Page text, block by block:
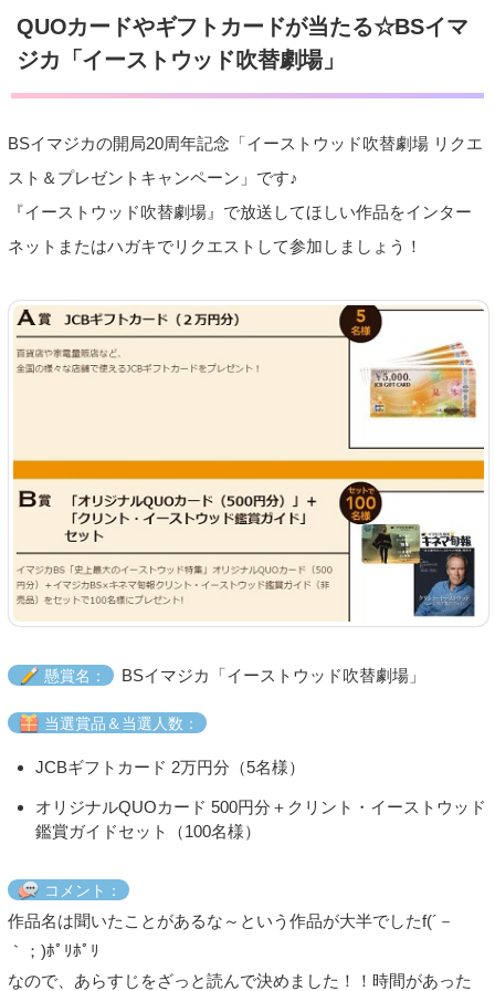
QUOカードやギフトカードが当たる☆BSイマ
ジカ「イーストウッド吹替劇場」
BSイマジカの開局20周年記念「イーストウッド吹替劇場 リクエ
スト＆プレゼントキャンペーン」です♪
『イーストウッド吹替劇場』で放送してほしい作品をインター
ネット またはハガキでリクエストして参加しましょう！
懸賞名： BSイマジカ「イーストウッド吹替劇場」
当選賞品＆当選人数：
JCBギフトカード 2万円分（5名様）
オリジナルQUOカード 500円分＋クリント・イーストウッド
鑑賞ガイドセット（100名様）
コメント：
作品名は聞いたことがあるな～という作品が大半でしたf(´－
｀；)ﾎﾟﾘﾎﾟﾘ
なので、あらすじをざっと読んで決めました！！時間があった